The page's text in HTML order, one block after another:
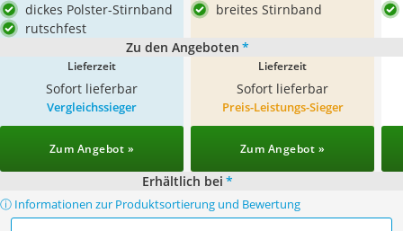
dickes Polster-Stirnband
rutschfest
breites Stirnband
Zu den Angeboten *
Lieferzeit
Sofort lieferbar
Lieferzeit
Sofort lieferbar
Vergleichssieger
Zum Angebot »
Preis-Leistungs-Sieger
Zum Angebot »
Erhältlich bei *
ⓘ Informationen zur Produktsortierung und Bewertung